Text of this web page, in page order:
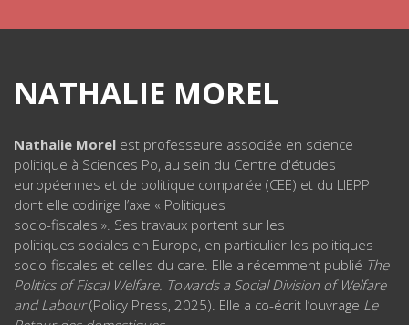
NATHALIE MOREL
Nathalie Morel est professeure associée en science
politique à Sciences Po, au sein du Centre d'études
européennes et de politique comparée (CEE) et du LIEPP
dont elle codirige l’axe « Politiques
socio-fiscales ». Ses travaux portent sur les
politiques sociales en Europe, en particulier les politiques
socio-fiscales et celles du care. Elle a récemment publié The
Politics of Fiscal Welfare. Towards a Social Division of Welfare
and Labour(Policy Press, 2025). Elle a co-écrit l’ouvrage Le